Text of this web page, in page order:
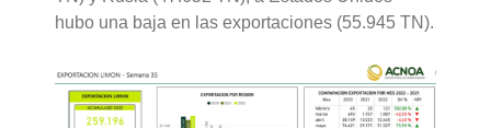
hubo una baja en las exportaciones (55.945 TN).